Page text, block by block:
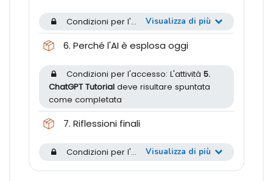
Visualizza di più
Condizioni per l'accesso: L'attività 4. Introduzione a
6. Perché l'AI è esplosa oggiPacchetto SCORM
Condizioni per l'accesso: L'attività 5.
ChatGPT Tutorial deve risultare spuntata
come completata
7. Riflessioni finaliPacchetto SCORM
Visualizza di più
Condizioni per l'accesso: L'attività 6. Perché l'AI è